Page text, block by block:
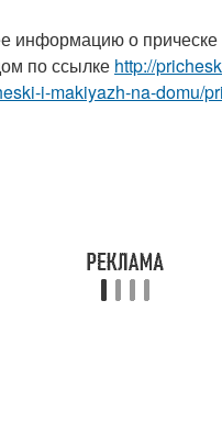
информацию о
по ссылке http://
i-makiyazh-na-domu/